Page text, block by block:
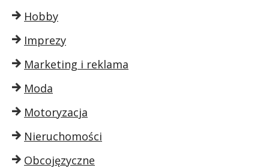
Hobby
Imprezy
Marketing i reklama
Moda
Motoryzacja
Nieruchomości
Obcojęzyczne